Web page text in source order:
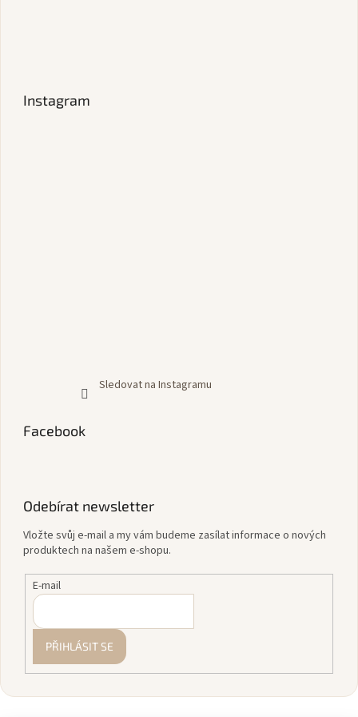
Instagram
Sledovat na Instagramu
Facebook
Odebírat newsletter
Vložte svůj e-mail a my vám budeme zasílat informace o nových
produktech na našem e-shopu.
E-mail
PŘIHLÁSIT SE